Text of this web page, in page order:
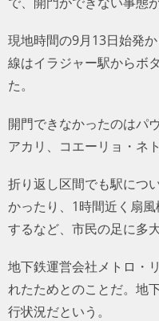
現地時間の9月13日始発
線はイラジャー駅からボ
た。
開門できなかったのはパ
アカリ、コエーリョ・ネ
折り返し区間でも駅につ
かったり、1時間近く扇
するなど、市民の足に多
地下鉄運営会社メトロ・
れたためとのことだ。地
行状況だという。